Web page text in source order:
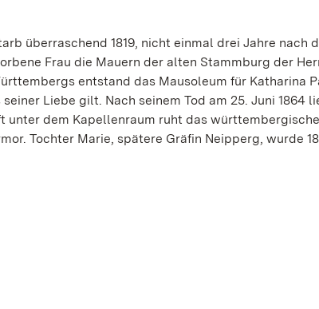
überraschend 1819, nicht einmal drei Jahre nach
Frau die Mauern der alten Stammburg der
entstand das Mausoleum für Katharina
Liebe gilt. Nach seinem Tod am 25. Juni 1864
unter dem Kapellenraum ruht das
Tochter Marie, spätere Gräfin Neipperg, wurde